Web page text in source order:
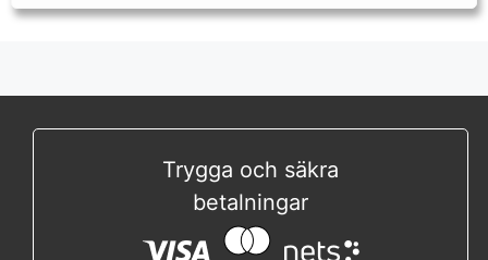
Trygga och säkra
betalningar